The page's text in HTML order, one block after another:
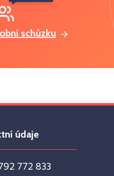
schůzku
údaje
772 833